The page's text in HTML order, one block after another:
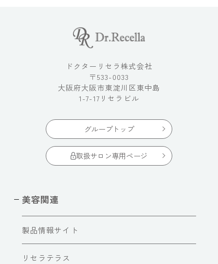
ドクターリセラ株式会社
〒533-0033
大阪府大阪市東淀川区東中島
1-7-17リセラビル
グループトップ
取扱サロン専用ページ
美容関連
製品情報サイト
リセラテラス